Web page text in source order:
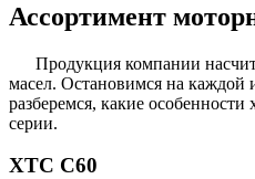
Ассортимент
Продукция компании
масел. Остановимся на каждой
разберемся, какие
серии.
XTC C60